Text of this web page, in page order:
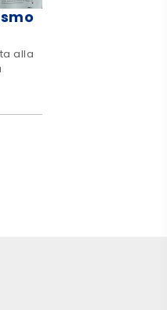
alla